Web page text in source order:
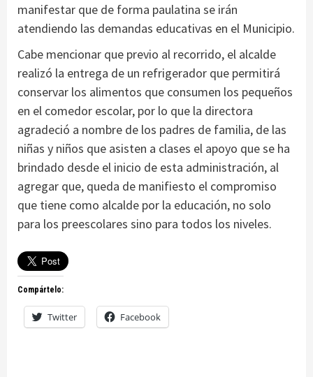
manifestar que de forma paulatina se irán
atendiendo las demandas educativas en el Municipio.
Cabe mencionar que previo al recorrido, el alcalde
realizó la entrega de un refrigerador que permitirá
conservar los alimentos que consumen los pequeños
en el comedor escolar, por lo que la directora
agradeció a nombre de los padres de familia, de las
niñas y niños que asisten a clases el apoyo que se ha
brindado desde el inicio de esta administración, al
agregar que, queda de manifiesto el compromiso
que tiene como alcalde por la educación, no solo
para los preescolares sino para todos los niveles.
Compártelo:
Twitter Facebook